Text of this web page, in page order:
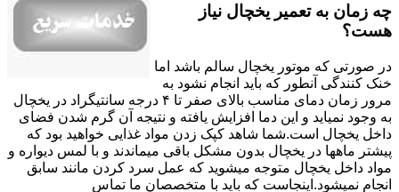
چه زمان به تعمیر یخچال نیاز
هست؟
در صورتی که موتور یخچال سالم باشد اما
خنک کنندگی آنطور که باید انجام نشود به
مرور زمان دمای مناسب بالای صفر تا ۴ درجه سانتیگراد در یخچال
به وجود نمیاید و این دما افزایش یافته و نتیجه آن گرم شدن فضای
داخل یخچال است.شما شاهد کپک زدن مواد غذایی خواهید بود که
پیشتر ماهها در یخچال بدون مشکل باقی میماندند و با لمس دیواره و
مواد داخل یخچال متوجه میشوید که عمل سرد کردن مانند سابق
انجام نمیشود.اینجاست که باید با متخصصان ما تماس